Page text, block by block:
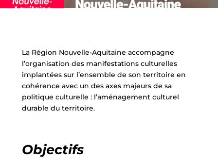
La Région Nouvelle-Aquitaine accompagne
l’organisation des manifestations culturelles
implantées sur l’ensemble de son territoire en
cohérence avec un des axes majeurs de sa
politique culturelle : l’aménagement culturel
durable du territoire.
Objectifs